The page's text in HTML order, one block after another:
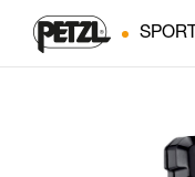
SPORT